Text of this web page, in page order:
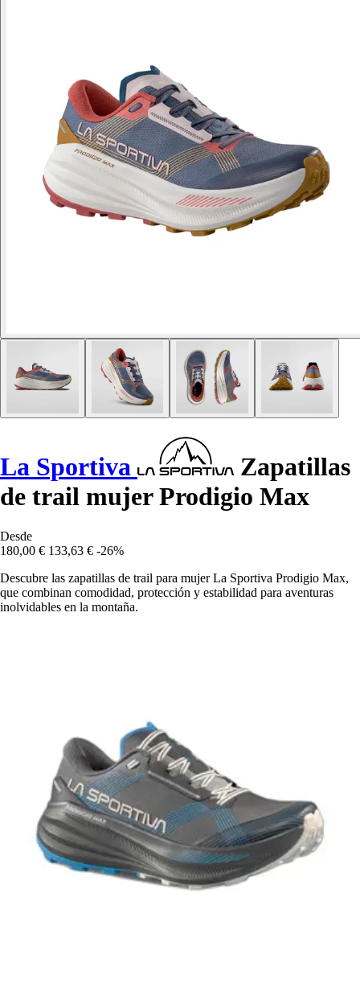
La Sportiva
Zapatillas
de trail mujer Prodigio Max
Desde
180,00 € 133,63 € -26%
Descubre las zapatillas de trail para mujer La Sportiva Prodigio Max,
que combinan comodidad, protección y estabilidad para aventuras
inolvidables en la montaña.